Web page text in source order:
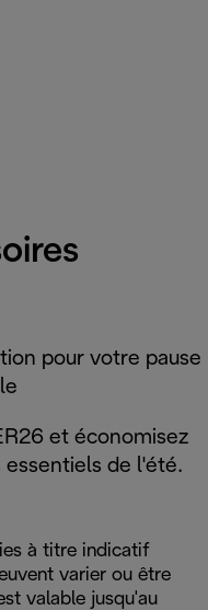
pour votre pause
et économisez
de l'été.
à titre indicatif
varier ou être
valable jusqu'au